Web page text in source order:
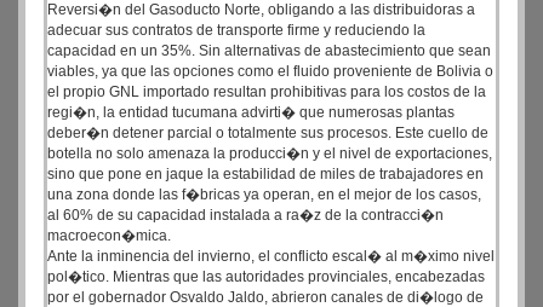
Reversi�n del Gasoducto Norte, obligando a las distribuidoras a
adecuar sus contratos de transporte firme y reduciendo la
capacidad en un 35%. Sin alternativas de abastecimiento que sean
viables, ya que las opciones como el fluido proveniente de Bolivia o
el propio GNL importado resultan prohibitivas para los costos de la
regi�n, la entidad tucumana advirti� que numerosas plantas
deber�n detener parcial o totalmente sus procesos. Este cuello de
botella no solo amenaza la producci�n y el nivel de exportaciones,
sino que pone en jaque la estabilidad de miles de trabajadores en
una zona donde las f�bricas ya operan, en el mejor de los casos,
al 60% de su capacidad instalada a ra�z de la contracci�n
macroecon�mica.
Ante la inminencia del invierno, el conflicto escal� al m�ximo nivel
pol�tico. Mientras que las autoridades provinciales, encabezadas
por el gobernador Osvaldo Jaldo, abrieron canales de di�logo de